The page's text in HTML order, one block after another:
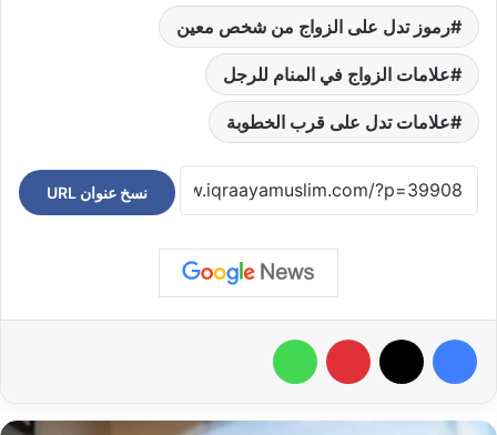
رموز تدل على الزواج من شخص معين
علامات الزواج في المنام للرجل
علامات تدل على قرب الخطوبة
نسخ عنوان URL
فيسبوك بينتيريست